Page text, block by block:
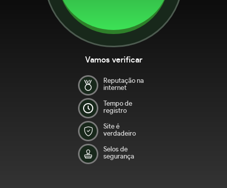
Vamos verificar
Reputação na
internet
Tempo de
registro
Site é
verdadeiro
Selos de
segurança